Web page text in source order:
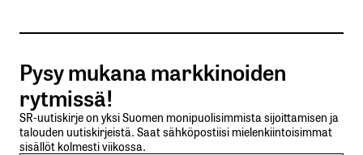
Tilaa SalkunRakentajan uutiskirje
Lähetä kommentti
Pysy mukana markkinoiden
rytmissä!
SR-uutiskirje on yksi Suomen monipuolisimmista sijoittamisen ja
talouden uutiskirjeistä. Saat sähköpostiisi mielenkiintoisimmat
sisällöt kolmesti viikossa.